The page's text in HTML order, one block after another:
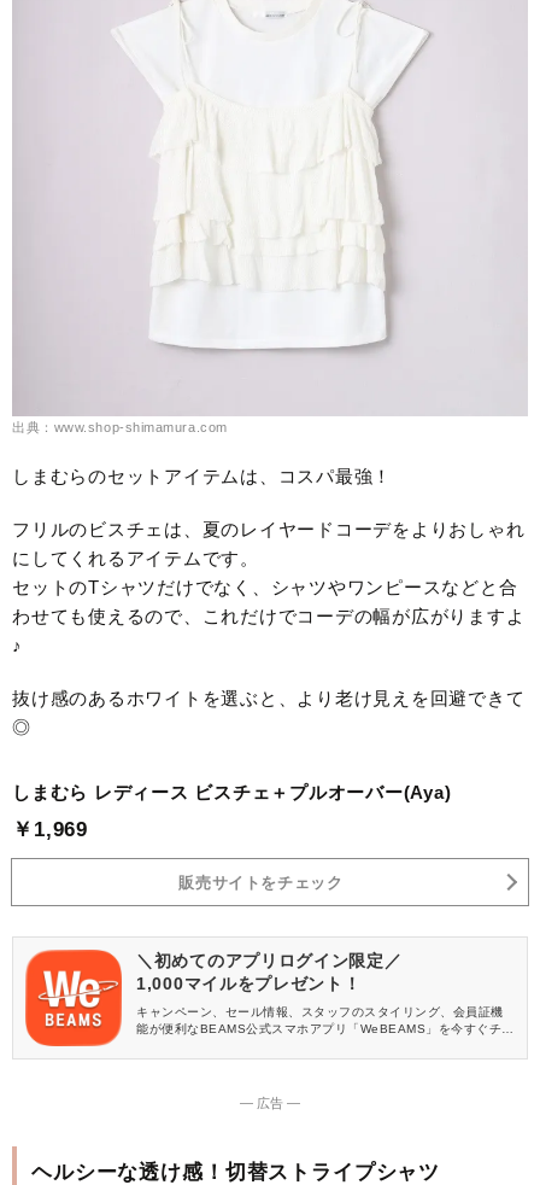
出典：www.shop-shimamura.com
しまむらのセットアイテムは、コスパ最強！
フリルのビスチェは、夏のレイヤードコーデをよりおしゃれ
にしてくれるアイテムです。
セットのTシャツだけでなく、シャツやワンピースなどと合
わせても使えるので、これだけでコーデの幅が広がりますよ
♪
抜け感のあるホワイトを選ぶと、より老け見えを回避できて
◎
しまむら レディース ビスチェ＋プルオーバー(Aya)
￥1,969
販売サイトをチェック
＼初めてのアプリログイン限定／
1,000マイルをプレゼント！
キャンペーン、セール情報、スタッフのスタイリング、会員証機
能が便利なBEAMS公式スマホアプリ「WeBEAMS」を今すぐチェ
― 広告 ―
ヘルシーな透け感！切替ストライプシャツ